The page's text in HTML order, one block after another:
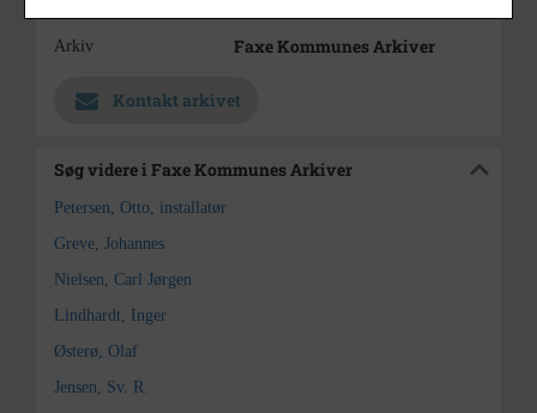
Arkiv Faxe Kommunes Arkiver
Kontakt arkivet
Søg videre i Faxe Kommunes Arkiver
Petersen, Otto, installatør
Greve, Johannes
Nielsen, Carl Jørgen
Lindhardt, Inger
Østerø, Olaf
Jensen, Sv. R.